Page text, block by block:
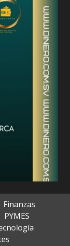
Finanzas
PYMES